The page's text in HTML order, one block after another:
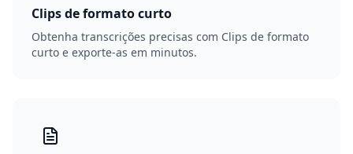
Clips de formato curto
Obtenha transcrições precisas com Clips de formato
curto e exporte-as em minutos.